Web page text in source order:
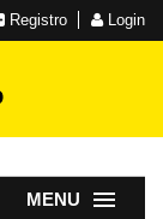
Registro Login
MENU